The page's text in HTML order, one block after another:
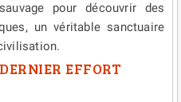
pour découvrir des
un véritable sanctuaire
EFFORT